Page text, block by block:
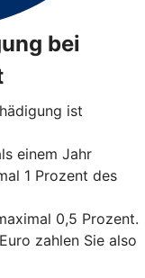
bei
ist
einem Jahr
1 Prozent des
0,5 Prozent.
zahlen Sie also